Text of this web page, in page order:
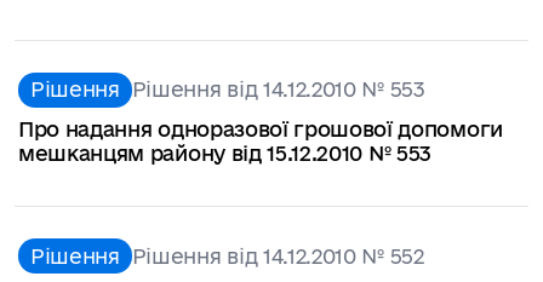
Рішення Рішення від 14.12.2010 № 553
Про надання одноразової грошової допомоги
мешканцям району від 15.12.2010 № 553
Рішення Рішення від 14.12.2010 № 552